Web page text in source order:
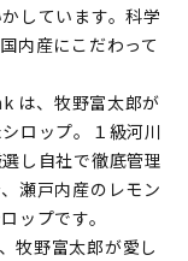
しています。科学
内産にこだわって
、牧野富太郎が
ロップ。１級河川
し自社で徹底管理
瀬戸内産のレモン
ップです。
野富太郎が愛し